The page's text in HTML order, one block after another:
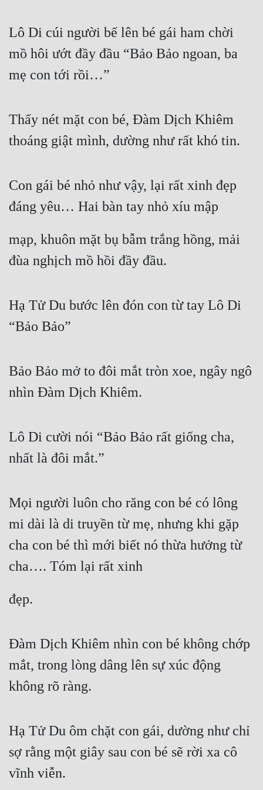
Mạt Thế
Ngược
Nữ Cường
Phong Thủy - Tâm Linh
Phương Tây
Quan Trường
Sảng Văn
Sắc
Thanh Xuân
Tiên Hiệp
Trọng Sinh
Tu Chân
Tu Tiên
Võng Du
Xuyên Không
Xuyên Sách
Xuyên Thư
Điền Văn
Lô Di cúi người bế lên bé gái ham chời
mồ hôi ướt đầy đầu “Bảo Bảo ngoan, ba
mẹ con tới rồi…”
Thấy nét mặt con bé, Đàm Dịch Khiêm
thoáng giật mình, dường như rất khó tin.
Con gái bé nhỏ như vậy, lại rất xinh đẹp
đáng yêu… Hai bàn tay nhỏ xíu mập
mạp, khuôn mặt bụ bẫm trắng hồng, mải
đùa nghịch mồ hồi đầy đầu.
Hạ Tử Du bước lên đón con từ tay Lô Di
“Bảo Bảo”
Bảo Bảo mở to đôi mắt tròn xoe, ngây ngô
nhìn Đàm Dịch Khiêm.
Lô Di cười nói “Bảo Bảo rất giống cha,
nhất là đôi mắt.”
Mọi người luôn cho răng con bé có lông
mi dài là di truyền từ mẹ, nhưng khi gặp
cha con bé thì mới biết nó thừa hưởng từ
cha…. Tóm lại rất xinh
đẹp.
Đàm Dịch Khiêm nhìn con bé không chớp
mắt, trong lòng dâng lên sự xúc động
không rõ ràng.
Hạ Tử Du ôm chặt con gái, dường như chỉ
sợ rằng một giây sau con bé sẽ rời xa cô
vĩnh viễn.